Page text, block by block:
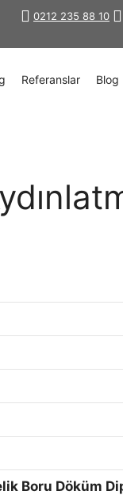
0212 235 88 10
Referanslar Blog
Boru Döküm